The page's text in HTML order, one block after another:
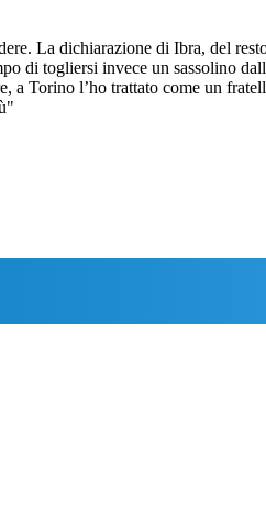
La dichiarazione di Ibra, del
di togliersi invece un sassolino
a Torino l’ho trattato come un